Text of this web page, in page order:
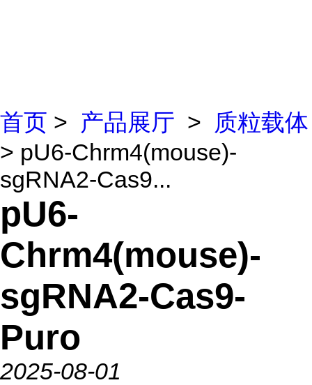
首页 > 产品展厅 >
质粒载体
> pU6-Chrm4(mouse)-
sgRNA2-Cas9...
pU6-
Chrm4(mouse)-
sgRNA2-Cas9-
Puro
2025-08-01